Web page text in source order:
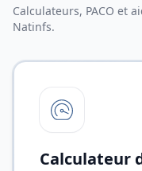
Calculateurs, PACO et
Natinfs.
Calculateur